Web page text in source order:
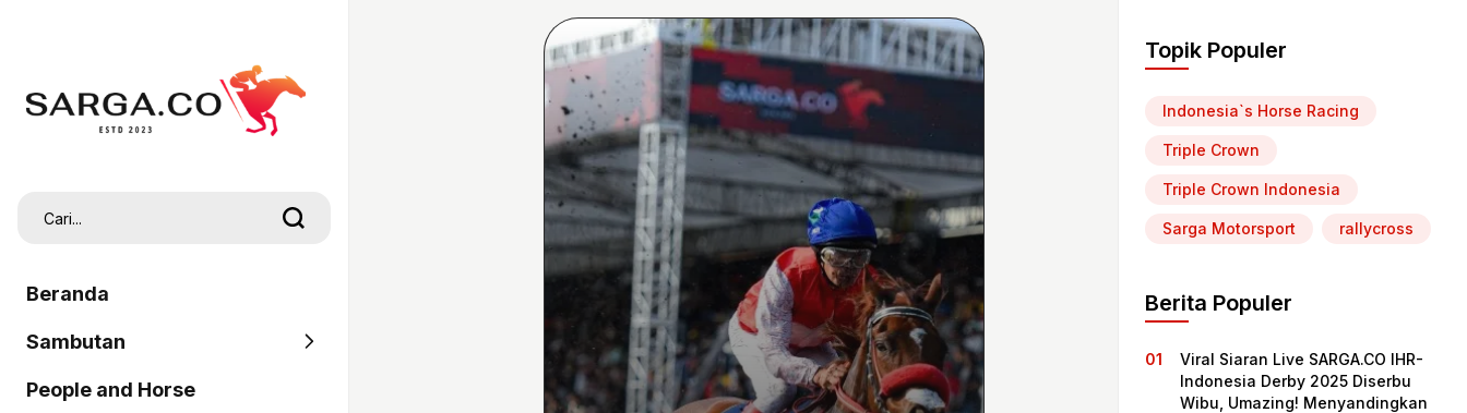
Beranda
Sambutan
SARGA
People and Horse
Topik Populer
Indonesia`s Horse Racing
Triple Crown
Triple Crown Indonesia
Sarga Motorsport rallycross
Berita Populer
Viral Siaran Live SARGA.CO IHR-
Indonesia Derby 2025 Diserbu
Wibu, Umazing! Menyandingkan